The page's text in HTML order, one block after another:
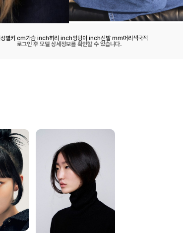
성별키 cm가슴 inch허리 inch엉덩이 inch신발 mm머리색국적
로그인 후 모델 상세정보를 확인할 수 있습니다.